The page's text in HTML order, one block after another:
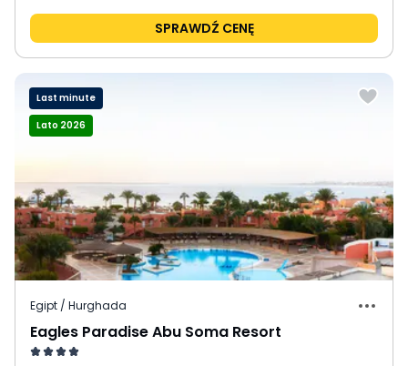
SPRAWDŹ CENĘ
Last minute
Lato 2026
Egipt / Hurghada
Eagles Paradise Abu Soma Resort